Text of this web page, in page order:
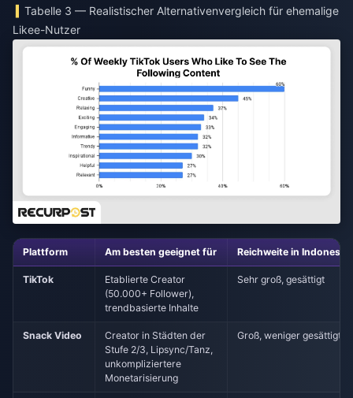
Tabelle 3 — Realistischer Alternativenvergleich für ehemalige
Likee-Nutzer
Plattform Am besten geeignet für Reichweite in
TikTok
Etablierte Creator
(50.000+ Follower),
trendbasierte Inhalte
Sehr groß, gesättigt
Snack Video
Creator in Städten der
Stufe 2/3, Lipsync/Tanz,
unkompliziertere
Monetarisierung
Groß, weniger gesättigt